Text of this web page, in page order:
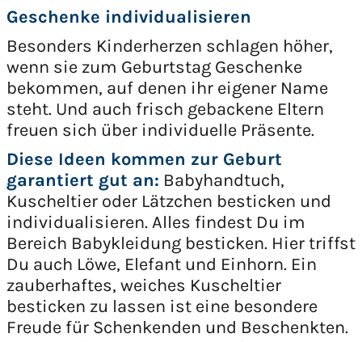
Geschenke individualisieren
Besonders Kinderherzen schlagen höher,
wenn sie zum Geburtstag Geschenke
bekommen, auf denen ihr eigener Name
steht. Und auch frisch gebackene Eltern
freuen sich über individuelle Präsente.
Diese Ideen kommen zur Geburt
garantiert gut an: Babyhandtuch,
Kuscheltier oder Lätzchen besticken und
individualisieren. Alles findest Du im
Bereich Babykleidung besticken. Hier triffst
Du auch Löwe, Elefant und Einhorn. Ein
zauberhaftes, weiches Kuscheltier
besticken zu lassen ist eine besondere
Freude für Schenkenden und Beschenkten.